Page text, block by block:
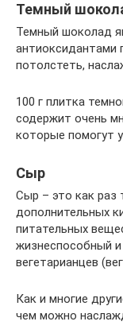
Темный
Темный шоколад
антиоксидантами
потолстеть,
100 г плитка
содержит очень
которые помогут
Сыр
Сыр – это как раз
дополнительных
питательных
жизнеспособный
вегетарианцев
Как и многие
чем можно